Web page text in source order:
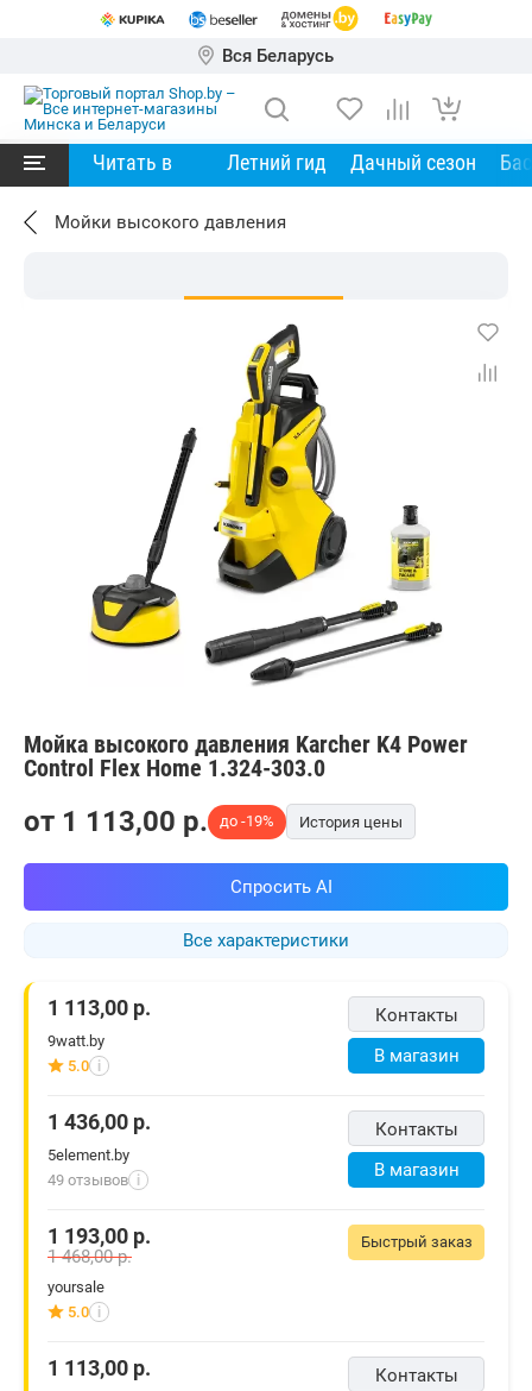
Вся Беларусь
Читать в Летний гид Дачный сезон
Мойки высокого давления
Мойка высокого давления Karcher K4 Power
Control Flex Home 1.324-303.0
Все характеристики
от 1 113,00 p. до -19% История цены
Спросить AI
Контакты
В магазин
1 113,00 р.
9watt.by
5.0 i
Контакты
В магазин
1 436,00 р.
5element.by
49 отзывов i
Быстрый заказ
1 193,00 р.
1 468,00р.
yoursale
5.0 i
Контакты
1 113,00 р.